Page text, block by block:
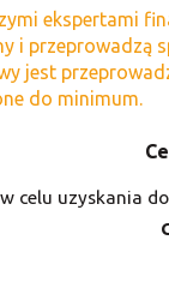
ekspertami
i przeprowadzą
jest
do minimum.
celu uzyskania